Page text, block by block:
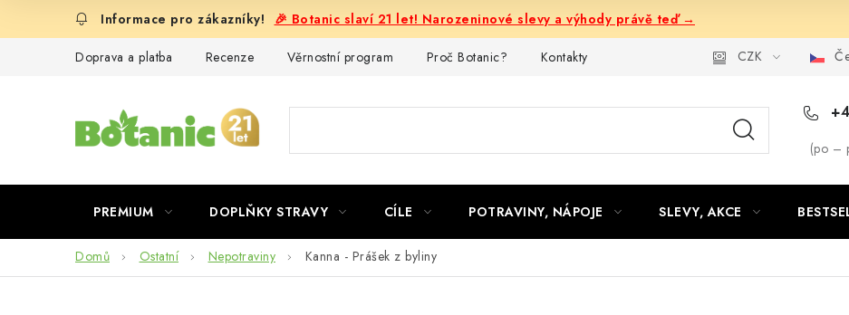
🎉 Botanic slaví 21 let! Narozeninové slevy a výhody právě teď →
Doprava a platba Recenze Věrnostní program Proč Botanic? Kontakty CZK
(po –
PREMIUM DOPLŇKY STRAVY CÍLE POTRAVINY, NÁPOJE SLEVY, AKCE
Domů Ostatní Nepotraviny Kanna - Prášek z byliny